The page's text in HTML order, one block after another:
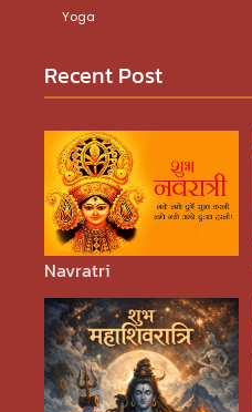
Yoga
Recent Post
Navratri